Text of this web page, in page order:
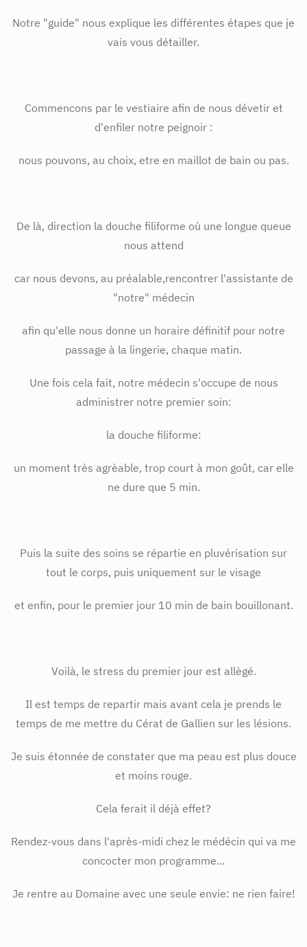
Notre "guide" nous explique les différentes étapes que je
vais vous détailler.
Commencons par le vestiaire afin de nous dévetir et
d'enfiler notre peignoir :
nous pouvons, au choix, etre en maillot de bain ou pas.
De là, direction la douche filiforme où une longue queue
nous attend
car nous devons, au préalable,rencontrer l'assistante de
"notre" médecin
afin qu'elle nous donne un horaire définitif pour notre
passage à la lingerie, chaque matin.
Une fois cela fait, notre médecin s'occupe de nous
administrer notre premier soin:
la douche filiforme:
un moment très agrèable, trop court à mon goût, car elle
ne dure que 5 min.
Puis la suite des soins se répartie en pluvérisation sur
tout le corps, puis uniquement sur le visage
et enfin, pour le premier jour 10 min de bain bouillonant.
Voilà, le stress du premier jour est allègé.
Il est temps de repartir mais avant cela je prends le
temps de me mettre du Cérat de Gallien sur les lésions.
Je suis étonnée de constater que ma peau est plus douce
et moins rouge.
Cela ferait il déjà effet?
Rendez-vous dans l'après-midi chez le médécin qui va me
concocter mon programme...
Je rentre au Domaine avec une seule envie: ne rien faire!